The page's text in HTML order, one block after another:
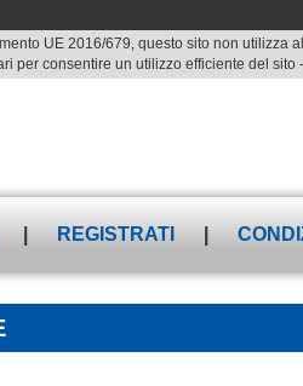
UE 2016/679, questo sito non
per consentire un utilizzo efficiente del
REGISTRATI